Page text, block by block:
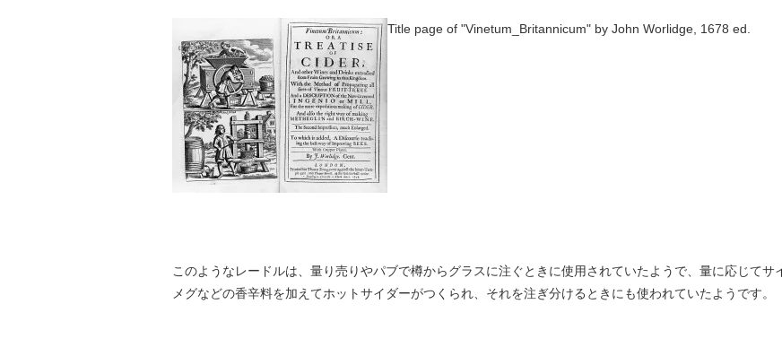
Title page of "Vinetum_Britannicum" by John Worlidge, 1678 ed.
このようなレードルは、量り売りやパブで樽からグラスに注ぐときに使用されていたようで、量に応じて
メグなどの香辛料を加えてホットサイダーがつくられ、それを注ぎ分けるときにも使われていたようです。